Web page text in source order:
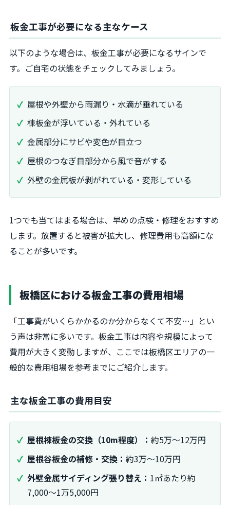
板金工事が必要になる主なケース
以下のような場合は、板金工事が必要になるサインで
す。ご自宅の状態をチェックしてみましょう。
屋根や外壁から雨漏り・水滴が垂れている
棟板金が浮いている・外れている
金属部分にサビや変色が目立つ
屋根のつなぎ目部分から風で音がする
外壁の金属板が剥がれている・変形している
1つでも当てはまる場合は、早めの点検・修理をおすすめ
します。放置すると被害が拡大し、修理費用も高額にな
ることが多いです。
板橋区における板金工事の費用相場
「工事費がいくらかかるのか分からなくて不安…」とい
う声は非常に多いです。板金工事は内容や規模によって
費用が大きく変動しますが、ここでは板橋区エリアの一
般的な費用相場を参考までにご紹介します。
主な板金工事の費用目安
屋根棟板金の交換（10m程度）： 約5万～12万円
屋根谷板金の補修・交換： 約3万～10万円
外壁金属サイディング張り替え： 1㎡あたり約
7,000～1万5,000円